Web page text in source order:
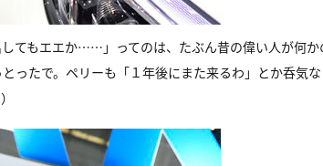
してもエエか……」ってのは、たぶん昔の偉い人が何
ったで。ペリーも「１年後にまた来るわ」とか呑気